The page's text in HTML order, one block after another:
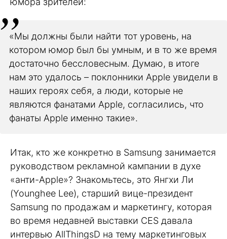
«Мы должны были найти тот уровень, на
котором юмор был бы умным, и в то же время
достаточно бессловесным. Думаю, в итоге
нам это удалось – поклонники Apple увидели в
наших героях себя, а люди, которые не
являются фанатами Apple, согласились, что
фанаты Apple именно такие».
Итак, кто же конкретно в Samsung занимается
руководством рекламной кампании в духе
«анти-Apple»? Знакомьтесь, это Янгхи Ли
(Younghee Lee), старший вице-президент
Samsung по продажам и маркетингу, которая
во время недавней выставки CES давала
интервью AllThingsD на тему маркетинговых